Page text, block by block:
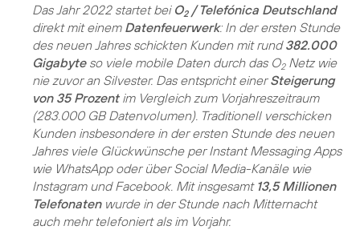
Das Jahr 2022 startet bei O2/ Telefónica Deutschland
direkt mit einem Datenfeuerwerk: In der ersten Stunde
des neuen Jahres schickten Kunden mit rund382.000
Gigabyteso viele mobile Daten durch das O2Netz wie
nie zuvor an Silvester. Das entspricht einerSteigerung
von 35 Prozentim Vergleich zum Vorjahreszeitraum
(283.000 GB Datenvolumen). Traditionell verschicken
Kunden insbesondere in der ersten Stunde des neuen
Jahres viele Glückwünsche per Instant Messaging Apps
wie WhatsApp oder über Social Media-Kanäle wie
Instagram und Facebook. Mit insgesamt 13,5 Millionen
Telefonatenwurde in der Stunde nach Mitternacht
auch mehr telefoniert als im Vorjahr.